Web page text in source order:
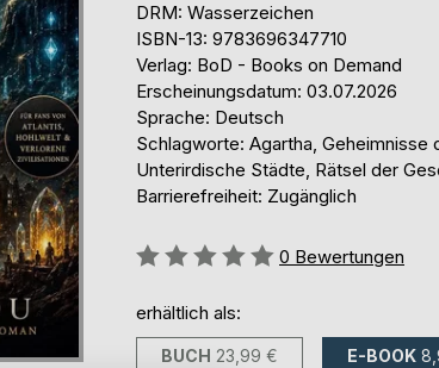
DRM: Wasserzeichen
ISBN-13: 9783696347710
Verlag: BoD - Books on Demand
Erscheinungsdatum: 03.07.2026
Sprache: Deutsch
Schlagworte: Agartha, Geheimnisse
Unterirdische Städte, Rätsel der
Barrierefreiheit: Zugänglich
Bewertung::
0 Bewertungen
erhältlich als:
BUCH 23,99 € E-BOOK